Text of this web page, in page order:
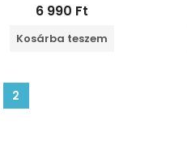
6 990 Ft
Kosárba teszem
2